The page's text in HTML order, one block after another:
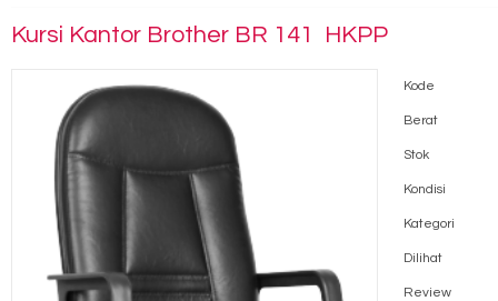
Kursi Kantor Brother BR 141 HKPP
Kode
Berat
Stok
Kondisi
Kategori
Dilihat
Review